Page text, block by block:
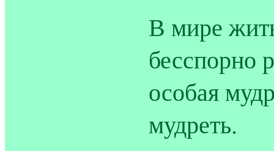
В мире
бесспорно
особая
мудреть.